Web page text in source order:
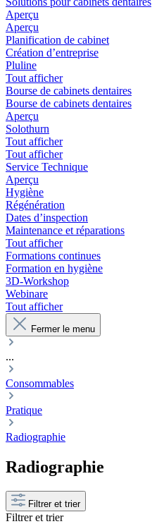
Aperçu
Aperçu
Planification de cabinet
Création d’entreprise
Pluline
Tout afficher
Bourse de cabinets dentaires
Bourse de cabinets dentaires
Aperçu
Solothurn
Tout afficher
Tout afficher
Service Technique
Aperçu
Hygiène
Régénération
Dates d’inspection
Maintenance et réparations
Tout afficher
Formations continues
Formation en hygiène
3D-Workshop
Webinare
Tout afficher
Fermer le menu
...
Consommables
Pratique
Radiographie
Radiographie
Filtrer et trier
Filtrer et trier